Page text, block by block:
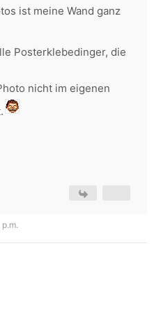
ist meine Wand ganz
Posterklebedinger, die
nicht im eigenen